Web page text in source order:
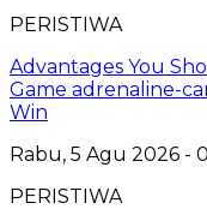
PERISTIWA
Advantages You
Game adrenaline-
Win
Rabu, 5 Agu 2026 -
PERISTIWA